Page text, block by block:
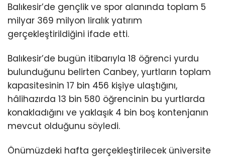
Balıkesir’de gençlik ve spor alanında toplam 5
milyar 369 milyon liralık yatırım
gerçekleştirildiğini ifade etti.
Balıkesir’de bugün itibarıyla 18 öğrenci yurdu
bulunduğunu belirten Canbey, yurtların toplam
kapasitesinin 17 bin 456 kişiye ulaştığını,
hâlihazırda 13 bin 580 öğrencinin bu yurtlarda
konakladığını ve yaklaşık 4 bin boş kontenjanın
mevcut olduğunu söyledi.
Önümüzdeki hafta gerçekleştirilecek üniversite